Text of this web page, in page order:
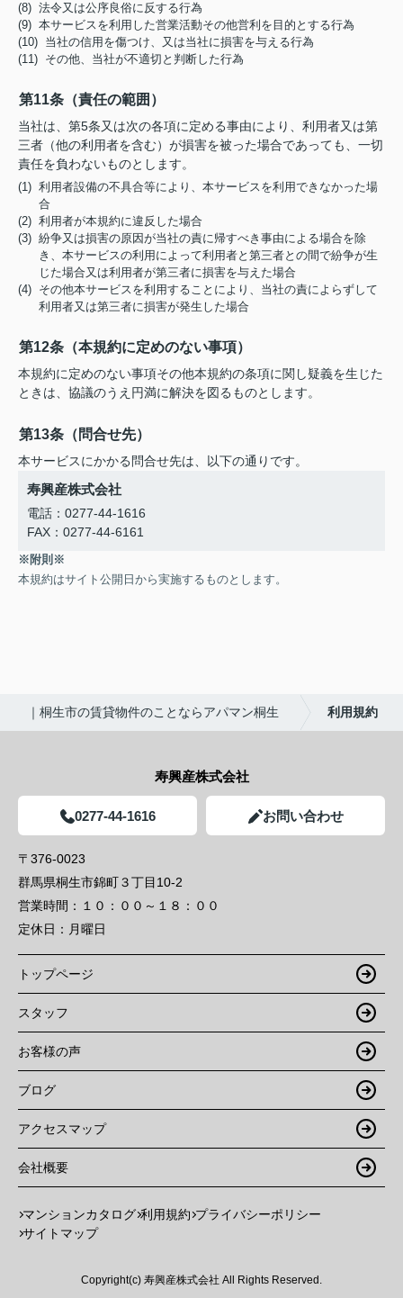
(8) 法令又は公序良俗に反する行為
(9) 本サービスを利用した営業活動その他営利を目的とする行為
(10) 当社の信用を傷つけ、又は当社に損害を与える行為
(11) その他、当社が不適切と判断した行為
第11条（責任の範囲）
当社は、第5条又は次の各項に定める事由により、利用者又は第
三者（他の利用者を含む）が損害を被った場合であっても、一切
責任を負わないものとします。
(1) 利用者設備の不具合等により、本サービスを利用できなかった場
合
(2) 利用者が本規約に違反した場合
(3) 紛争又は損害の原因が当社の責に帰すべき事由による場合を除
き、本サービスの利用によって利用者と第三者との間で紛争が生
じた場合又は利用者が第三者に損害を与えた場合
(4) その他本サービスを利用することにより、当社の責によらずして
利用者又は第三者に損害が発生した場合
第12条（本規約に定めのない事項）
本規約に定めのない事項その他本規約の条項に関し疑義を生じた
ときは、協議のうえ円満に解決を図るものとします。
第13条（問合せ先）
本サービスにかかる問合せ先は、以下の通りです。
寿興産株式会社
電話：0277-44-1616
FAX：0277-44-6161
※附則※
本規約はサイト公開日から実施するものとします。
｜桐生市の賃貸物件のことならアパマン桐生 利用規約
寿興産株式会社
0277-44-1616 お問い合わせ
〒376-0023
群馬県桐生市錦町３丁目10-2
営業時間：
１０：００～１８：００
定休日： 月曜日
トップページ
スタッフ
お客様の声
ブログ
アクセスマップ
会社概要
マンションカタログ 利用規約 プライバシーポリシー
サイトマップ
Copyright(c) 寿興産株式会社 All Rights Reserved.